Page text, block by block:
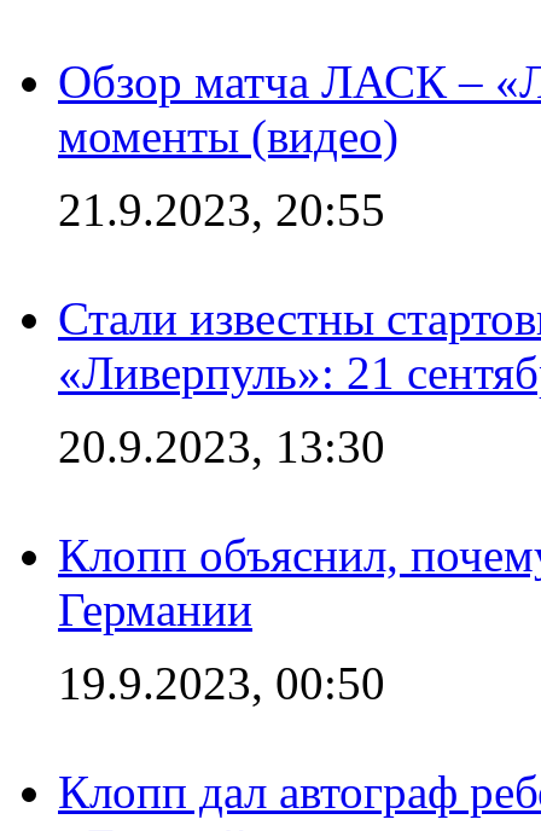
Обзор матча ЛАСК –
моменты (видео)
21.9.2023, 20:55
Стали известны
«Ливерпуль»: 21
20.9.2023, 13:30
Клопп объяснил,
Германии
19.9.2023, 00:50
Клопп дал автограф